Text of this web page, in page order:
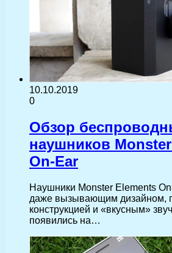
10.10.2019
0
Обзор
наушников
On-Ear
Наушники Monster Elements
даже вызывающим дизайном,
конструкцией и «вкусным»
появились на…